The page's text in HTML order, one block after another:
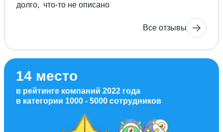
14 место
в рейтинге компаний 2022 года
в категории 1000 - 5000 сотрудников
долго, что-то не описано
Все отзывы